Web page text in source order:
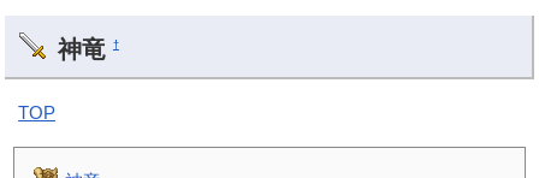
神竜 †
TOP